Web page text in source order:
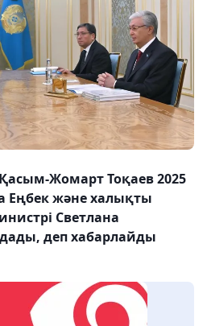
Жомарт Тоқаев 2025
Еңбек және халықты
Светлана
деп хабарлайды